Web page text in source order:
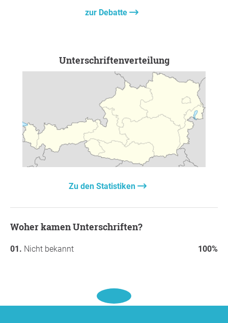
zur Debatte
Unterschriftenverteilung
Zu den Statistiken
Woher kamen Unterschriften?
Nicht bekannt 100%